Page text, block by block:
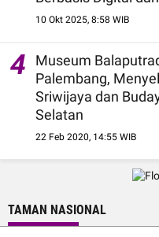
10 Okt 2025, 8:58 WIB
4
Museum
Palembang,
Sriwijaya dan
Selatan
22 Feb 2020, 14:55 WIB
TAMAN NASIONAL